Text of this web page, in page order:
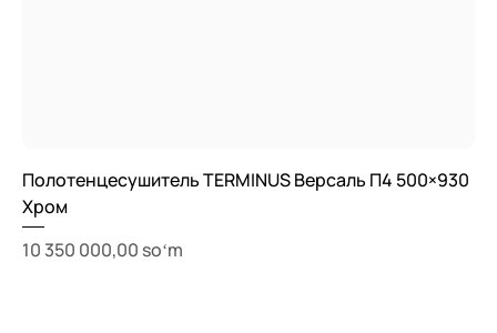
Полотенцесушитель TERMINUS Версаль П4 500×930
Хром
Price
10 350 000,00 soʻm